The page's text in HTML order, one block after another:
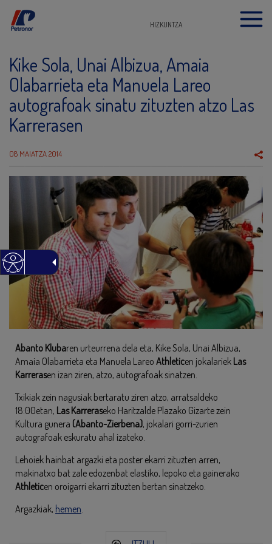
HIZKUNTZA
Kike Sola, Unai Albizua, Amaia
Olabarrieta eta Manuela Lareo
autografoak sinatu zituzten atzo Las
Karrerasen
08 MAIATZA 2014
Abanto Klubaren urteurrena dela eta, Kike Sola, Unai Albizua,
Amaia Olabarrieta eta Manuela Lareo Athleticen jokalariek Las
Karrerasen izan ziren, atzo, autografoak sinatzen.
Txikiak zein nagusiak bertaratu ziren atzo, arratsaldeko
18:00etan, Las Karreraseko Haritzalde Plazako Gizarte zein
Kultura gunera (Abanto-Zierbena), jokalari gorri-zurien
autografoak eskuratu ahal izateko.
Lehoiek hainbat argazki eta poster ekarri zituzten arren,
makinatxo bat zale edozenbat elastiko, lepoko eta gainerako
Athleticen oroigarri ekarri zituzten bertan sinatzeko.
Argazkiak, hemen.